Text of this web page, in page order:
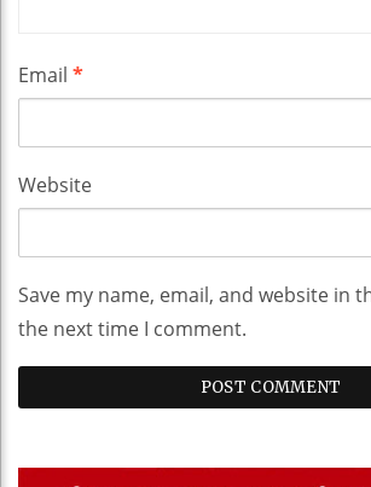
Email *
Website
Save my name, email, and website in
the next time I comment.